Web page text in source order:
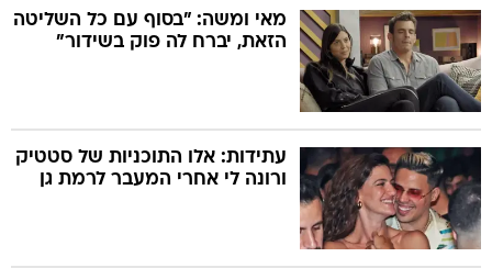
מאי ומשה: "בסוף עם כל השליטה
הזאת, יברח לה פוק בשידור"
עתידות: אלו התוכניות של סטטיק
ורונה לי אחרי המעבר לרמת גן